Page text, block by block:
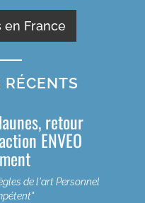
en France
retour
ENVEO
de l'art Personnel